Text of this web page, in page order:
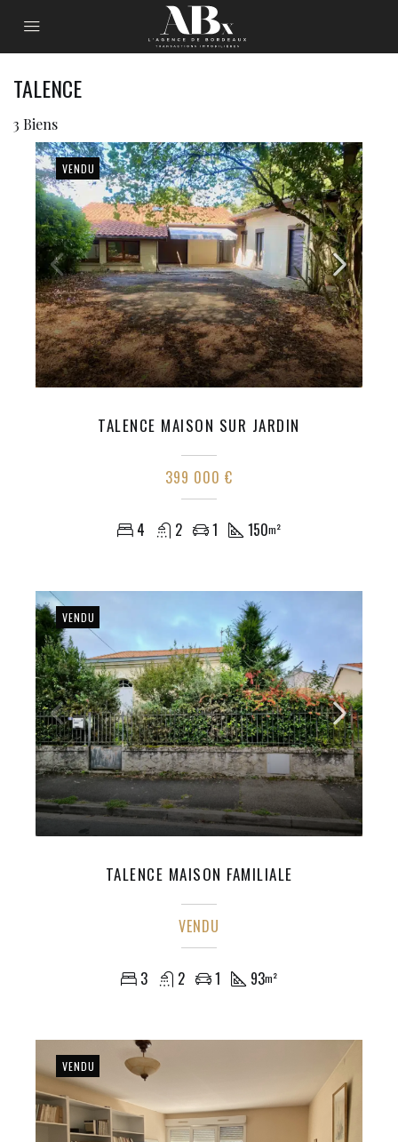
TALENCE
3 Biens
VENDU
TALENCE MAISON SUR JARDIN
399 000 €
4 2 1 150m²
VENDU
TALENCE MAISON FAMILIALE
VENDU
3 2 1 93m²
VENDU